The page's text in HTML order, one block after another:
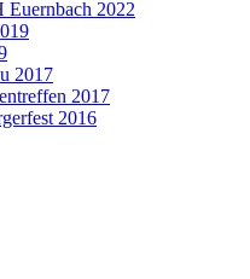
2022
2017
2017
2016